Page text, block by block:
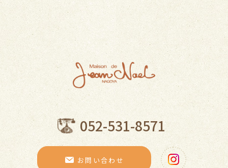
052-531-8571
お問い合わせ